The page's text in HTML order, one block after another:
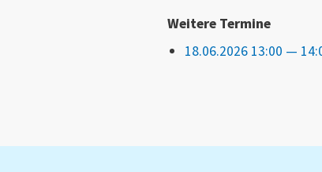
Weitere Termine
18.06.2026 13:00 —